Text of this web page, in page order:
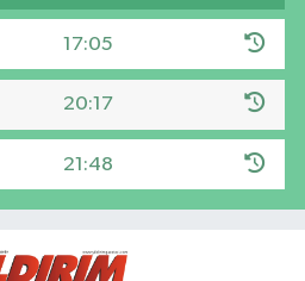
17:05
20:17
21:48